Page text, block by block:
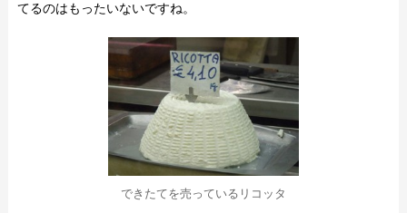
てるのはもったいないですね。
できたてを売っているリコッタ